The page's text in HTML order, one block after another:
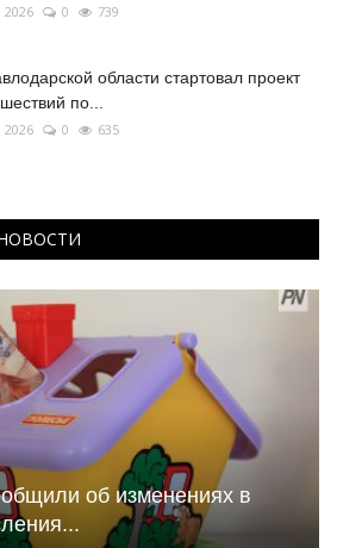
2026 0 739
области стартовал проект
по...
2026 0 635
об изменениях в